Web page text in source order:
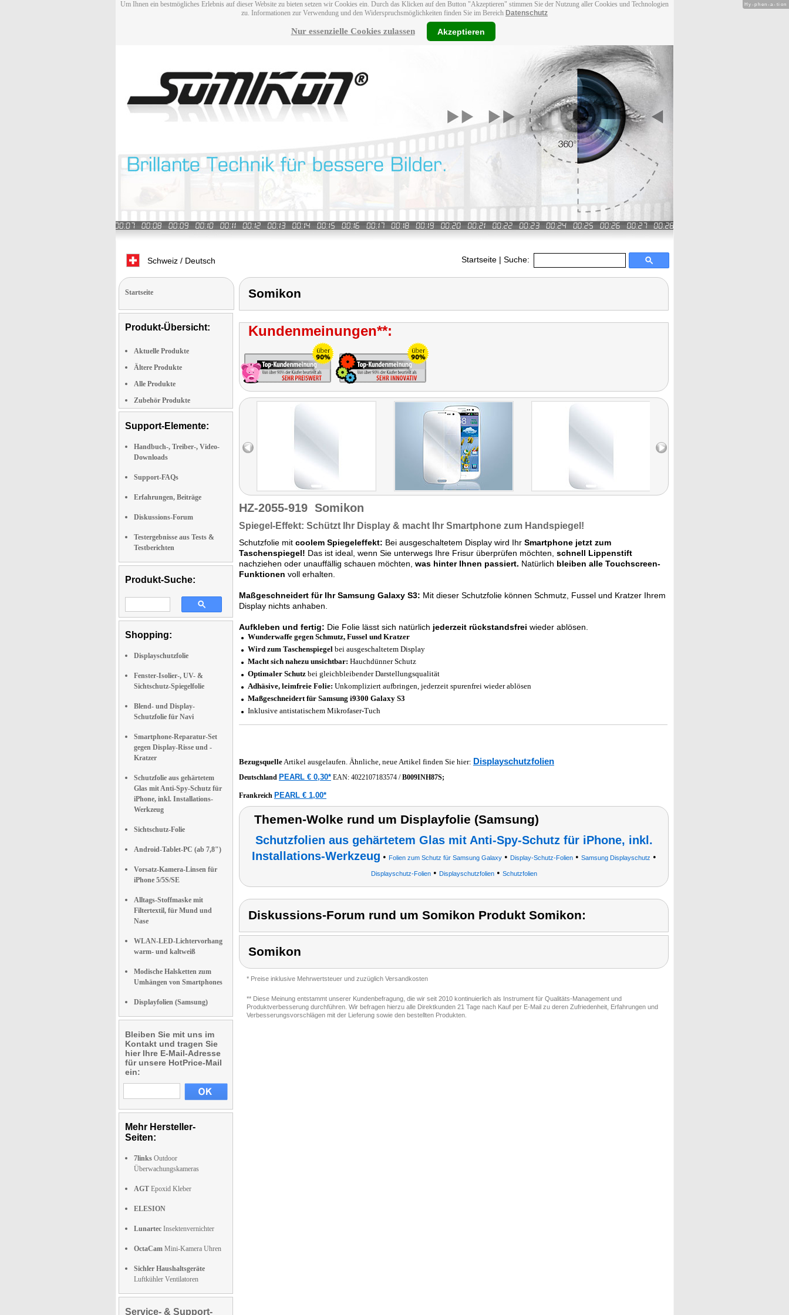
Um Ihnen ein bestmögliches Erlebnis auf dieser Website zu bieten setzen wir Cookies ein. Durch das Klicken auf den Button "Akzeptieren" stimmen Sie der Nutzung aller Cookies und Technologien
zu. Informationen zur Verwendung und den Widerspruchsmöglichkeiten finden Sie im Bereich Datenschutz
Nur essenzielle Cookies zulassen Akzeptieren
Schweiz / Deutsch Startseite | Suche:
Startseite
Produkt-Übersicht:
Aktuelle Produkte
Ältere Produkte
Alle Produkte
Zubehör Produkte
Support-Elemente:
Handbuch-, Treiber-, Video-
Downloads
Support-FAQs
Erfahrungen, Beiträge
Diskussions-Forum
Testergebnisse aus Tests &
Testberichten
Produkt-Suche:
Shopping:
Displayschutzfolie
Fenster-Isolier-, UV- &
Sichtschutz-Spiegelfolie
Blend- und Display-
Schutzfolie für Navi
Smartphone-Reparatur-Set
gegen Display-Risse und -
Kratzer
Schutzfolie aus gehärtetem
Glas mit Anti-Spy-Schutz für
iPhone, inkl. Installations-
Werkzeug
Sichtschutz-Folie
Android-Tablet-PC (ab 7,8")
Vorsatz-Kamera-Linsen für
iPhone 5/5S/SE
Alltags-Stoffmaske mit
Filtertextil, für Mund und
Nase
WLAN-LED-Lichtervorhang
warm- und kaltweiß
Modische Halsketten zum
Umhängen von Smartphones
Displayfolien (Samsung)
Bleiben Sie mit uns im
Kontakt und tragen Sie
hier Ihre E-Mail-Adresse
für unsere HotPrice-Mail
ein:
Mehr Hersteller-
Seiten:
7links Outdoor
Überwachungskameras
AGT Epoxid Kleber
ELESION
Lunartec Insektenvernichter
OctaCam Mini-Kamera Uhren
Sichler Haushaltsgeräte
Luftkühler Ventilatoren
Service- & Support-
Somikon
Kundenmeinungen**:
HZ-2055-919 Somikon
Spiegel-Effekt: Schützt Ihr Display & macht Ihr Smartphone zum Handspiegel!
Schutzfolie mit coolem Spiegeleffekt: Bei ausgeschaltetem Display wird Ihr Smartphone jetzt zum
Taschenspiegel! Das ist ideal, wenn Sie unterwegs Ihre Frisur überprüfen möchten, schnell Lippenstift
nachziehen oder unauffällig schauen möchten, was hinter Ihnen passiert. Natürlich bleiben alle Touchscreen-
Funktionen voll erhalten.
Maßgeschneidert für Ihr Samsung Galaxy S3: Mit dieser Schutzfolie können Schmutz, Fussel und Kratzer Ihrem
Display nichts anhaben.
Aufkleben und fertig: Die Folie lässt sich natürlich jederzeit rückstandsfrei wieder ablösen.
Wunderwaffe gegen Schmutz, Fussel und Kratzer
Wird zum Taschenspiegel bei ausgeschaltetem Display
Macht sich nahezu unsichtbar: Hauchdünner Schutz
Optimaler Schutz bei gleichbleibender Darstellungsqualität
Adhäsive, leimfreie Folie: Unkompliziert aufbringen, jederzeit spurenfrei wieder ablösen
Maßgeschneidert für Samsung i9300 Galaxy S3
Inklusive antistatischem Mikrofaser-Tuch
BezugsquelleArtikel ausgelaufen. Ähnliche, neue Artikel finden Sie hier: Displayschutzfolien
Deutschland PEARL € 0,30* EAN: 4022107183574 /B009INH87S;
Frankreich PEARL € 1,00*
Themen-Wolke rund um Displayfolie (Samsung)
Schutzfolien aus gehärtetem Glas mit Anti-Spy-Schutz für iPhone, inkl.
Installations-Werkzeug • Folien zum Schutz für Samsung Galaxy• Display-Schutz-Folien• Samsung Displayschutz •
Displayschutz-Folien• Displayschutzfolien• Schutzfolien
Diskussions-Forum rund um Somikon Produkt Somikon:
Somikon
* Preise inklusive Mehrwertsteuer und zuzüglich Versandkosten
** Diese Meinung entstammt unserer Kundenbefragung, die wir seit 2010 kontinuierlich als Instrument für Qualitäts-Management und
Produktverbesserung durchführen. Wir befragen hierzu alle Direktkunden 21 Tage nach Kauf per E-Mail zu deren Zufriedenheit, Erfahrungen und
Verbesserungsvorschlägen mit der Lieferung sowie den bestellten Produkten.
Hy-phen-a-tion